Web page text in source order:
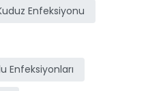
Enfeksiyonu
Enfeksiyonları